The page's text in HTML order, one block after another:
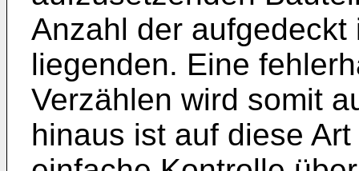
Anzahl der
liegenden. Eine
Verzählen wird somit
hinaus ist auf diese